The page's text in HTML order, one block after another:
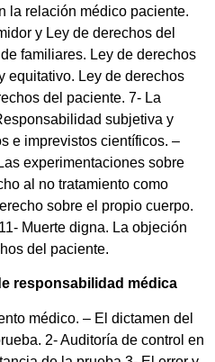
la relación médico paciente.
y Ley de derechos del
familiares. Ley de derechos
equitativo. Ley de derechos
del paciente. 7- La
subjetiva y
e imprevistos científicos. –
experimentaciones sobre
al no tratamiento como
sobre el propio cuerpo.
Muerte digna. La objeción
del paciente.
responsabilidad médica
médico. – El dictamen del
2- Auditoría de control en